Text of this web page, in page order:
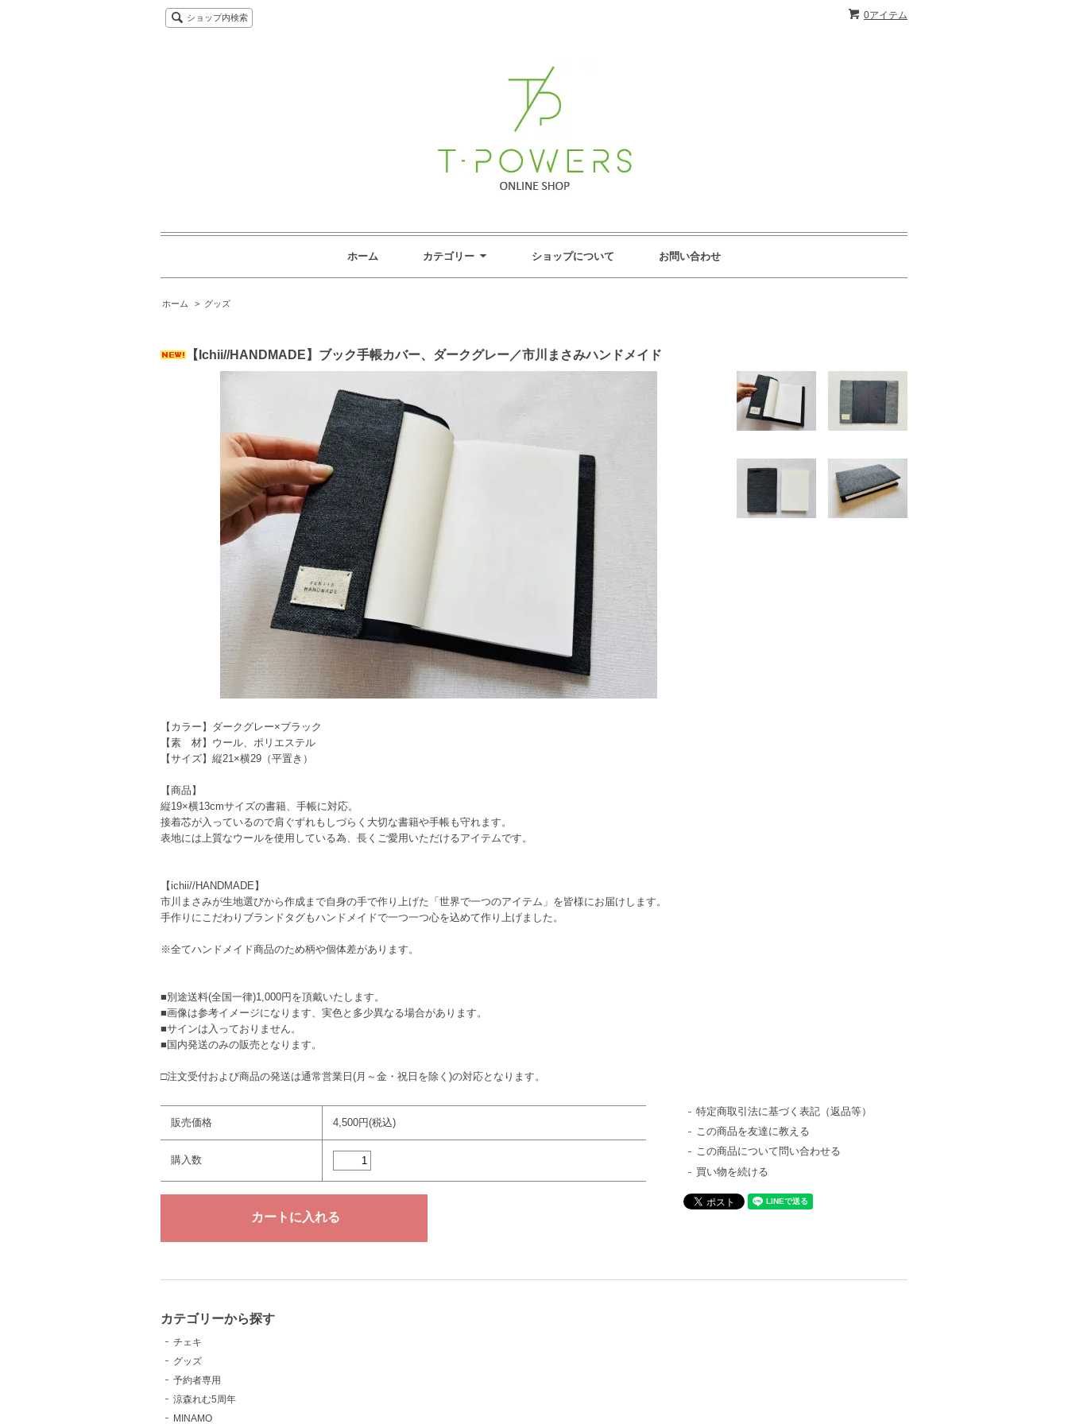
0アイテム
ショップ内検索
ホーム カテゴリー ショップについて お問い合わせ
ホーム > グッズ
【Ichii//HANDMADE】ブック手帳カバー、ダークグレー／市川まさみハンドメイド
【カラー】ダークグレー×ブラック
【素 材】ウール、ポリエステル
【サイズ】縦21×横29（平置き）
【商品】
縦19×横13cmサイズの書籍、手帳に対応。
接着芯が入っているので肩ぐずれもしづらく大切な書籍や手帳も守れます。
表地には上質なウールを使用している為、長くご愛用いただけるアイテムです。
【ichii//HANDMADE】
市川まさみが生地選びから作成まで自身の手で作り上げた「世界で一つのアイテム」を皆様にお届けします。
手作りにこだわりブランドタグもハンドメイドで一つ一つ心を込めて作り上げました。
※全てハンドメイド商品のため柄や個体差があります。
■別途送料(全国一律)1,000円を頂戴いたします。
■画像は参考イメージになります、実色と多少異なる場合があります。
■サインは入っておりません。
■国内発送のみの販売となります。
□注文受付および商品の発送は通常営業日(月～金・祝日を除く)の対応となります。
販売価格 4,500円(税込)
購入数
特定商取引法に基づく表記（返品等）
この商品を友達に教える
この商品について問い合わせる
買い物を続ける
カテゴリーから探す
チェキ
グッズ
予約者専用
涼森れむ5周年
MINAMO